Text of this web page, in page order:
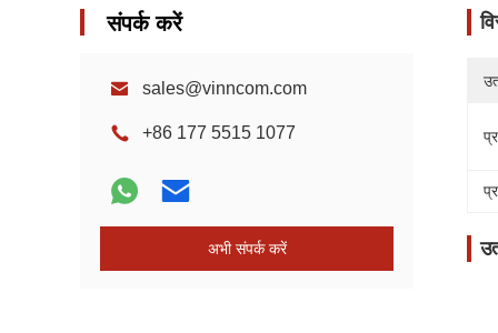
संपर्क करें
sales@vinncom.com
+86 177 5515 1077
अभी संपर्क करें